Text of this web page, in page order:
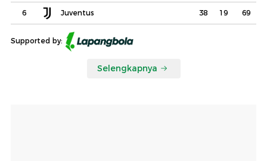
6 Juventus 38 19 69
Supported by:
Selengkapnya